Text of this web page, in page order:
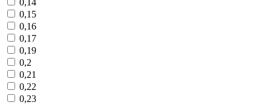
0,14
0,15
0,16
0,17
0,19
0,2
0,21
0,22
0,23